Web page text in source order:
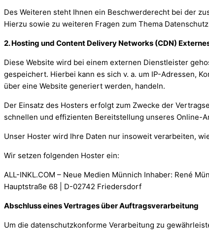
Des Weiteren steht Ihnen ein Beschwerderecht bei der
Hierzu sowie zu weiteren Fragen zum Thema
2. Hosting und Content Delivery Networks (CDN)
Diese Website wird bei einem externen Dienstleister
gespeichert. Hierbei kann es sich v. a. um IP-Adressen,
über eine Website generiert werden, handeln.
Der Einsatz des Hosters erfolgt zum Zwecke der
schnellen und effizienten Bereitstellung unseres Online-
Unser Hoster wird Ihre Daten nur insoweit verarbeiten,
Wir setzen folgenden Hoster ein:
ALL-INKL.COM – Neue Medien Münnich Inhaber: René
Hauptstraße 68 | D-02742 Friedersdorf
Abschluss eines Vertrages über Auftragsverarbeitung
Um die datenschutzkonforme Verarbeitung zu